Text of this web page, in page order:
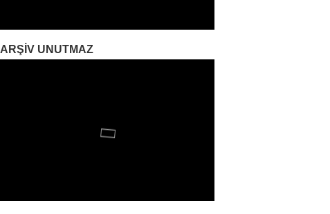
ARŞIV UNUTMAZ